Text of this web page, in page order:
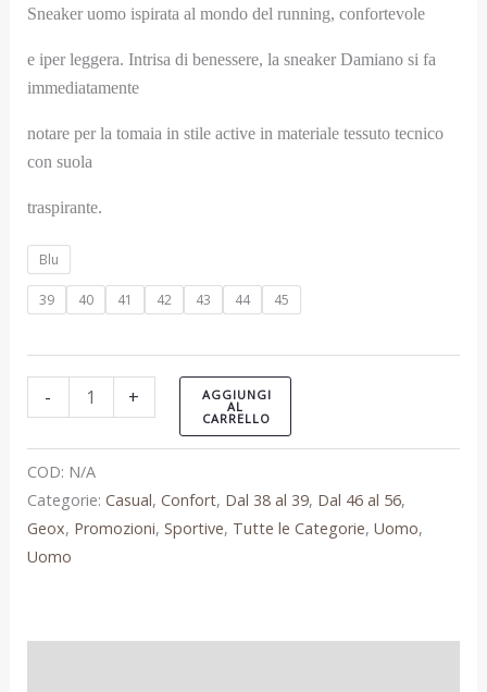
Sneaker uomo ispirata al mondo del running, confortevole
e iper leggera. Intrisa di benessere, la sneaker Damiano si fa
immediatamente
notare per la tomaia in stile active in materiale tessuto tecnico
con suola
traspirante.
Blu
39 40 41 42 43 44 45
- + AGGIUNGI
AL
CARRELLO
COD: N/A
Categorie: Casual, Confort, Dal 38 al 39, Dal 46 al 56,
Geox, Promozioni, Sportive, Tutte le Categorie, Uomo,
Uomo